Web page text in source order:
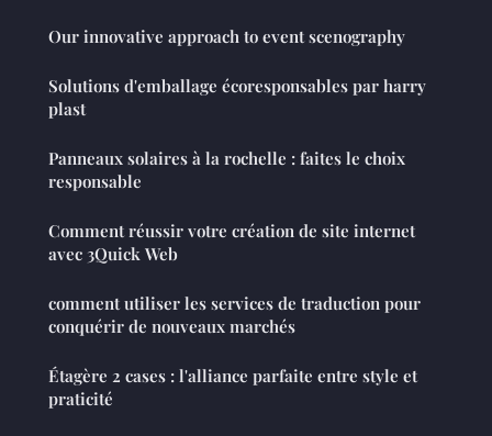
Our innovative approach to event scenography
Solutions d'emballage écoresponsables par harry
plast
Panneaux solaires à la rochelle : faites le choix
responsable
Comment réussir votre création de site internet
avec 3Quick Web
comment utiliser les services de traduction pour
conquérir de nouveaux marchés
Étagère 2 cases : l'alliance parfaite entre style et
praticité